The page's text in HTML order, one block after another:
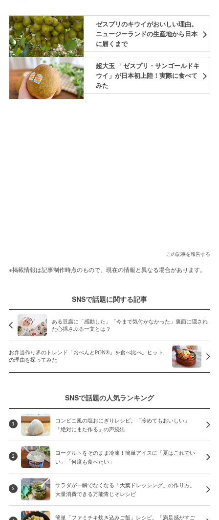
ゼスプリのキウイがおいしい理由。
ニュージーランドの生産地から日本
に届くまで
超大玉 「ゼスプリ・サンゴールドキ
ウイ」が日本初上陸！実際に食べて
みた
この記事を報告する
※掲載情報は記事制作時点のもので、現在の情報と異なる場合があります。
SNSで話題に関する記事
ある豆腐に「感動した」「今まで気付かなかった」裏面に隠され
た心揺さぶる一文とは？
お弁当作り界のトレンド「おべんとPON®」を食べ比べ。ヒット
の理由を探ってみた
SNSで話題の人気ランキング
1
コンビニ風の塩おにぎりレシピ。「冷めてもおいしい」
「絶対にまた作る」の声続出
2
ヨーグルトをそのまま冷凍！簡単アイスに「夏はこれでい
い」「何度も食べたい」
3
サラダが一瞬でなくなる「大葉ドレッシング」の作り方。
大量消費できる万能青じそレシピ
簡単「ファミチキ炊き込みご飯」レシピ。「満足感がすご